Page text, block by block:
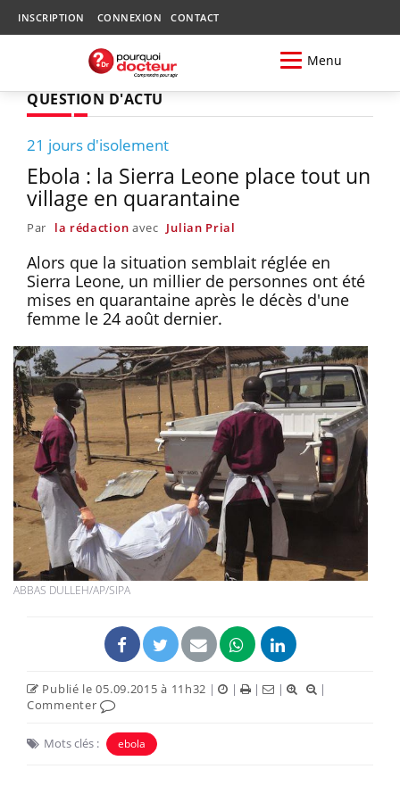
INSCRIPTION CONNEXION CONTACT
Menu
QUESTION D'ACTU
21 jours d'isolement
Ebola : la Sierra Leone place tout un
village en quarantaine
Par la rédaction avec Julian Prial
Alors que la situation semblait réglée en
Sierra Leone, un millier de personnes ont été
mises en quarantaine après le décès d'une
femme le 24 août dernier.
ABBAS DULLEH/AP/SIPA
Publié le 05.09.2015 à 11h32 | | | |
|
Commenter
Mots clés : ebola